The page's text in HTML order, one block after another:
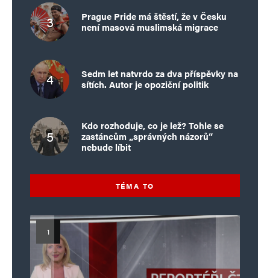
Prague Pride má štěstí, že v Česku
není masová muslimská migrace
Sedm let natvrdo za dva příspěvky na
sítích. Autor je opoziční politik
Kdo rozhoduje, co je lež? Tohle se
zastáncům „správných názorů“
nebude líbit
TÉMA TO